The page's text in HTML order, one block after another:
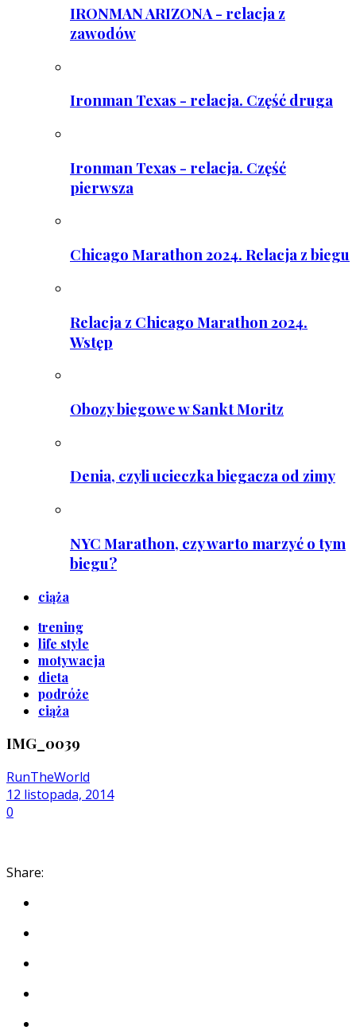
IRONMAN ARIZONA - relacja z
zawodów
Ironman Texas - relacja. Część druga
Ironman Texas - relacja. Część
pierwsza
Chicago Marathon 2024. Relacja z biegu
Relacja z Chicago Marathon 2024.
Wstęp
Obozy biegowe w Sankt Moritz
Denia, czyli ucieczka biegacza od zimy
NYC Marathon, czy warto marzyć o tym
biegu?
ciąża
trening
life style
motywacja
dieta
podróże
ciąża
IMG_0039
RunTheWorld
12 listopada, 2014
0
Share: